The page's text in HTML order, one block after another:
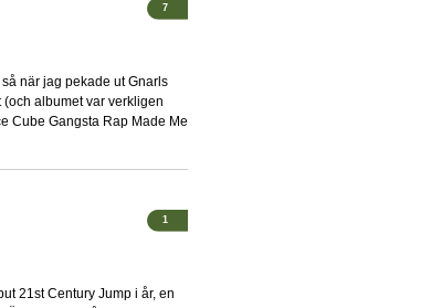
7
när jag pekade ut Gnarls
(och albumet var verkligen
Cube Gangsta Rap Made Me
1
21st Century Jump i år, en